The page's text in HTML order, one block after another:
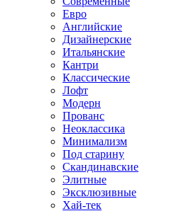
Евро
Английские
Дизайнерские
Итальянские
Кантри
Классические
Лофт
Модерн
Прованс
Неоклассика
Минимализм
Под старину
Скандинавские
Элитные
Эксклюзивные
Хай-тек